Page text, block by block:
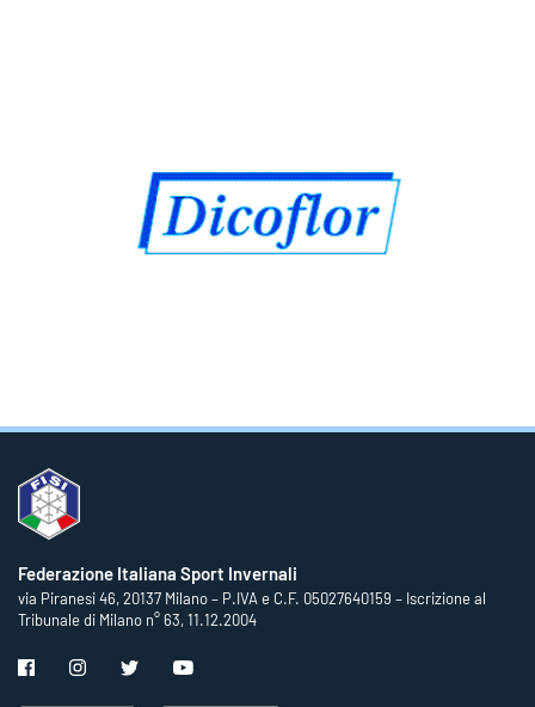
Federazione Italiana Sport Invernali
via Piranesi 46, 20137 Milano – P.IVA e C.F. 05027640159 – Iscrizione al
Tribunale di Milano n° 63, 11.12.2004